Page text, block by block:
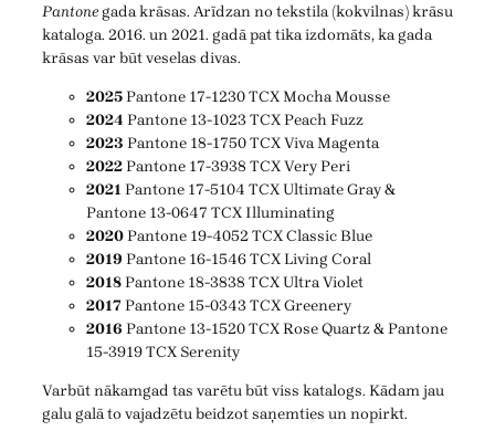
Pantonegada krāsas. Arīdzan no tekstila (kokvilnas) krāsu
kataloga. 2016. un 2021. gadā pat tika izdomāts, ka gada
krāsas var būt veselas divas.
2025Pantone 17-1230 TCX Mocha Mousse
2024 Pantone 13-1023 TCX Peach Fuzz
2023 Pantone 18-1750 TCX Viva Magenta
2022Pantone 17-3938 TCX Very Peri
2021Pantone 17-5104 TCX Ultimate Gray &
Pantone 13-0647 TCX Illuminating
2020Pantone 19-4052 TCX Classic Blue
2019 Pantone 16-1546 TCX Living Coral
2018Pantone 18-3838 TCX Ultra Violet
2017Pantone 15-0343 TCX Greenery
2016 Pantone 13-1520 TCX Rose Quartz & Pantone
15-3919 TCX Serenity
Varbūt nākamgad tas varētu būt viss katalogs. Kādam jau
galu galā to vajadzētu beidzot saņemties un nopirkt.